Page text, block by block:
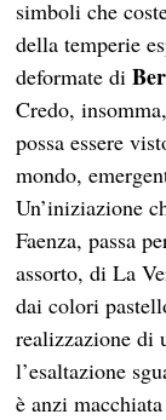
simboli che
della temperie
deformate di
Credo,
possa essere
mondo,
Un’iniziazione
Faenza, passa
assorto, di La
dai colori
realizzazione di
l’esaltazione
è anzi